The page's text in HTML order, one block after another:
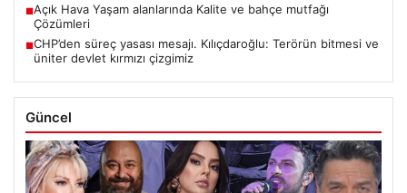
■Açık Hava Yaşam alanlarında Kalite ve bahçe mutfağı
Çözümleri
■CHP’den süreç yasası mesajı. Kılıçdaroğlu: Terörün bitmesi ve
üniter devlet kırmızı çizgimiz
Güncel